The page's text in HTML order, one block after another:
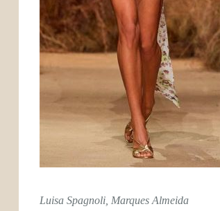
Luisa Spagnoli, Marques Almeida